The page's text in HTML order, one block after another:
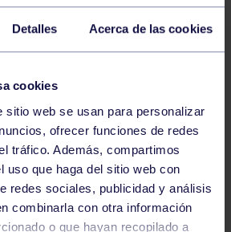
Detalles Acerca de las cookies
cookies
sitio web se usan para personalizar
ofrecer funciones de redes
tráfico. Además, compartimos
uso que haga del sitio web con
redes sociales, publicidad y análisis
combinarla con otra información
o que hayan recopilado a
12:00. GRUPO BEGOÑA
3 4 5 6 7